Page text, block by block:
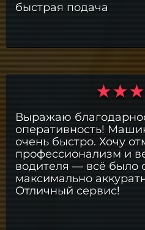
быстрая подача
Выражаю
оперативность!
очень быстро. Хочу
профессионализм и
водителя — всё было
максимально
Отличный сервис!